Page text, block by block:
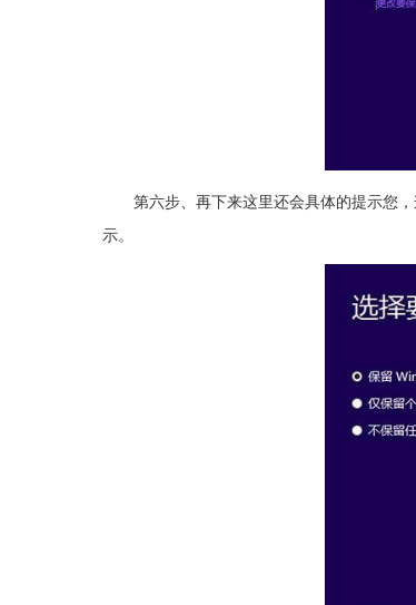
第六步、再下来这里还会具体的提示您，
示。